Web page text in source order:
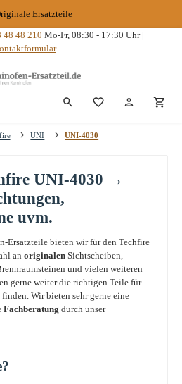
Ersatzteile
48 48 210 Mo-Fr, 08:30 - 17:30 Uhr |
Du hast 0
UNI UNI-4030
UNI-4030 →
uvm.
Ersatzteile bieten wir für den Techfire
an originalen Sichtscheiben,
und vielen weiteren
gerne weiter die richtigen Teile für
Wir bieten sehr gerne eine
Fachberatung durch unser